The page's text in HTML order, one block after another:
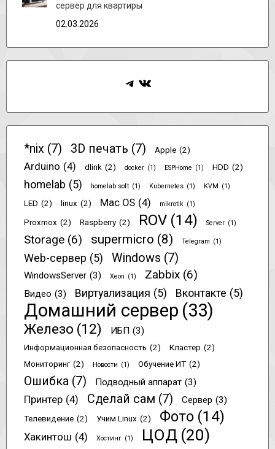
сервер для квартиры
02.03.2026
Telegram
ВКонтакте
*nix (7) 3D печать (7) Apple (2)
Arduino (4) dlink (2) docker (1) ESPHome (1) HDD (2)
homelab (5) homelab soft (1) Kubernetes (1) KVM (1)
LED (2) linux (2) Mac OS (4) mikrotik (1)
Proxmox (2) Raspberry (2) ROV (14) Server (1)
Storage (6) supermicro (8) Telegram (1)
Web-сервер (5) Windows (7)
WindowsServer (3) Xeon (1) Zabbix (6)
Видео (3) Виртуализация (5) Вконтакте (5)
Домашний сервер (33)
Железо (12) ИБП (3)
Информационная безопасность (2) Кластер (2)
Мониторинг (2) Новости (1) Обучение ИТ (2)
Ошибка (7) Подводный аппарат (3)
Принтер (4) Сделай сам (7) Сервер (3)
Телевидение (2) Учим Linux (2) Фото (14)
Хакинтош (4) Хостинг (1) ЦОД (20)